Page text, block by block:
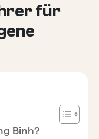
für
Binh?